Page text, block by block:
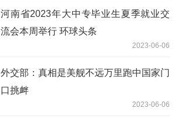
河南省2023年大中专毕业生夏季就业交
流会本周举行 环球头条
2023-06-06
外交部：真相是美舰不远万里跑中国家门
口挑衅
2023-06-06